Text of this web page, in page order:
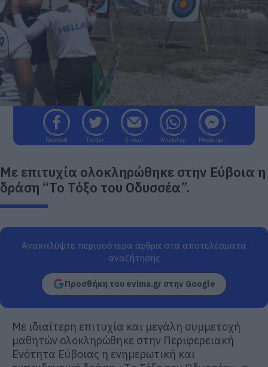
Facebook Twitter E-mail WhatsApp Messenger
Με επιτυχία ολοκληρώθηκε στην Εύβοια η
δράση “Το Τόξο του Οδυσσέα”.
Ανακαλύψτε περισσότερα άρθρα στα αποτελέσματα
αναζήτησης
Προσθήκη του evima.gr στην Google
Με ιδιαίτερη επιτυχία και μεγάλη συμμετοχή
μαθητών ολοκληρώθηκε στην Περιφερειακή
Ενότητα Εύβοιας η ενημερωτική και